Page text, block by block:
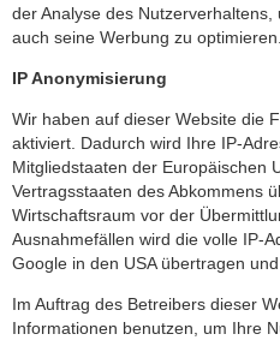
der Analyse des
auch seine Werbung zu optimieren.
IP Anonymisierung
Wir haben auf dieser Website die
aktiviert. Dadurch wird Ihre IP-
Mitgliedstaaten der Europäischen
Vertragsstaaten des Abkommens
Wirtschaftsraum vor der
Ausnahmefällen wird die volle IP-
Google in den USA übertragen
Im Auftrag des Betreibers dieser
Informationen benutzen, um Ihre